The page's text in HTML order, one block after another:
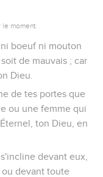
moment.
boeuf ni mouton
de mauvais ; car
Dieu.
de tes portes que
ou une femme qui
ton Dieu, en
devant eux,
devant toute